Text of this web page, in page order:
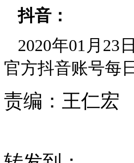
抖音：
2020年01月23
官方抖音账号每
责编： 王仁宏